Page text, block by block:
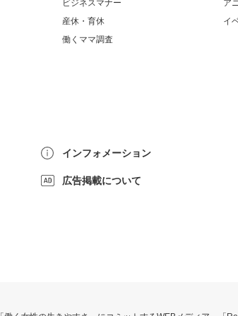
ビジネスマナー
産休・育休
働くママ調査
ア
イ
インフォメーション
広告掲載について